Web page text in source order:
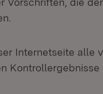
Internetseite alle